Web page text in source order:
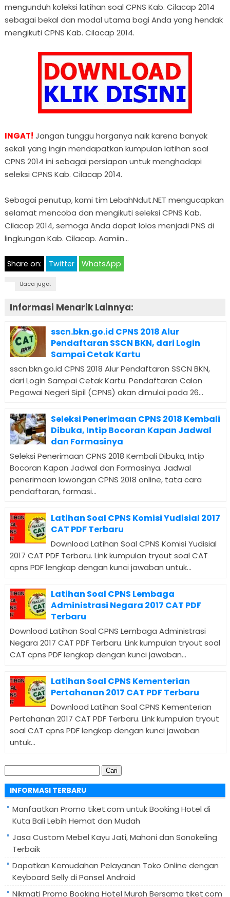
mengunduh koleksi latihan soal CPNS Kab. Cilacap 2014
sebagai bekal dan modal utama bagi Anda yang hendak
mengikuti CPNS Kab. Cilacap 2014.
INGAT! Jangan tunggu harganya naik karena banyak
sekali yang ingin mendapatkan kumpulan latihan soal
CPNS 2014 ini sebagai persiapan untuk menghadapi
seleksi CPNS Kab. Cilacap 2014.
Sebagai penutup, kami tim LebahNdut.NET mengucapkan
selamat mencoba dan mengikuti seleksi CPNS Kab.
Cilacap 2014, semoga Anda dapat lolos menjadi PNS di
lingkungan Kab. Cilacap. Aamiin…
Share on: Twitter WhatsApp
Baca juga:
Informasi Menarik Lainnya:
sscn.bkn.go.id CPNS 2018 Alur
Pendaftaran SSCN BKN, dari Login
Sampai Cetak Kartu
sscn.bkn.go.id CPNS 2018 Alur Pendaftaran SSCN BKN,
dari Login Sampai Cetak Kartu. Pendaftaran Calon
Pegawai Negeri Sipil (CPNS) akan dimulai pada 26...
Seleksi Penerimaan CPNS 2018 Kembali
Dibuka, Intip Bocoran Kapan Jadwal
dan Formasinya
Seleksi Penerimaan CPNS 2018 Kembali Dibuka, Intip
Bocoran Kapan Jadwal dan Formasinya. Jadwal
penerimaan lowongan CPNS 2018 online, tata cara
pendaftaran, formasi...
Latihan Soal CPNS Komisi Yudisial 2017
CAT PDF Terbaru
Download Latihan Soal CPNS Komisi Yudisial
2017 CAT PDF Terbaru. Link kumpulan tryout soal CAT
cpns PDF lengkap dengan kunci jawaban untuk...
Latihan Soal CPNS Lembaga
Administrasi Negara 2017 CAT PDF
Terbaru
Download Latihan Soal CPNS Lembaga Administrasi
Negara 2017 CAT PDF Terbaru. Link kumpulan tryout soal
CAT cpns PDF lengkap dengan kunci jawaban...
Latihan Soal CPNS Kementerian
Pertahanan 2017 CAT PDF Terbaru
Download Latihan Soal CPNS Kementerian
Pertahanan 2017 CAT PDF Terbaru. Link kumpulan tryout
soal CAT cpns PDF lengkap dengan kunci jawaban
untuk...
untuk:
INFORMASI TERBARU
Manfaatkan Promo tiket.com untuk Booking Hotel di
Kuta Bali Lebih Hemat dan Mudah
Jasa Custom Mebel Kayu Jati, Mahoni dan Sonokeling
Terbaik
Dapatkan Kemudahan Pelayanan Toko Online dengan
Keyboard Selly di Ponsel Android
Nikmati Promo Booking Hotel Murah Bersama tiket.com